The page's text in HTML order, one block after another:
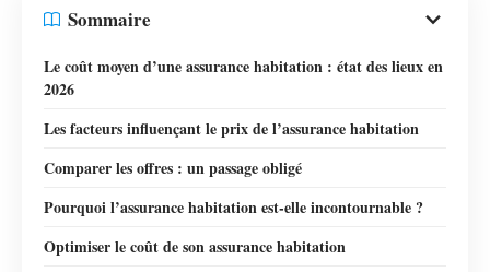
Sommaire
Le coût moyen d’une assurance habitation : état des lieux en
2026
Les facteurs influençant le prix de l’assurance habitation
Comparer les offres : un passage obligé
Pourquoi l’assurance habitation est-elle incontournable ?
Optimiser le coût de son assurance habitation